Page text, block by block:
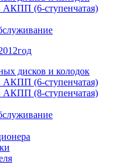
АКПП (6-ступенчатая)
дисков и колодок
АКПП (6-ступенчатая)
АКПП (8-ступенчатая)